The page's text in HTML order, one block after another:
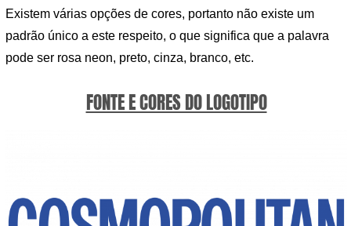
Existem várias opções de cores, portanto não existe um
padrão único a este respeito, o que significa que a palavra
pode ser rosa neon, preto, cinza, branco, etc.
FONTE E CORES DO LOGOTIPO